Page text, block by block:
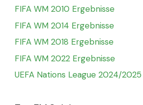
FIFA WM 2010 Ergebnisse
FIFA WM 2014 Ergebnisse
FIFA WM 2018 Ergebnisse
FIFA WM 2022 Ergebnisse
UEFA Nations League 2024/2025